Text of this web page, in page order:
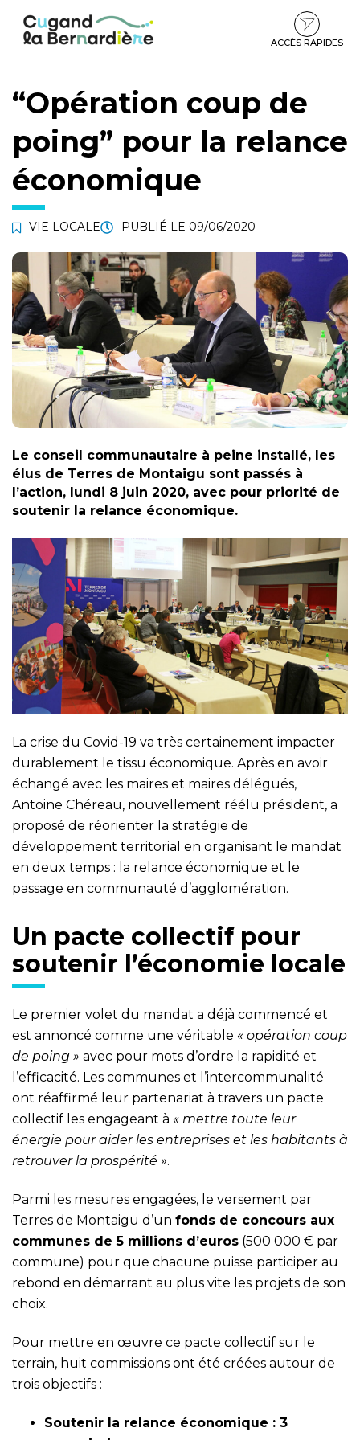
contenu
pied
ACCÈS RAPIDES
“Opération coup de
poing” pour la relance
économique
VIE LOCALE PUBLIÉ LE 09/06/2020
Le conseil communautaire à peine installé, les
élus de Terres de Montaigu sont passés à
l’action, lundi 8 juin 2020, avec pour priorité de
soutenir la relance économique.
La crise du Covid-19 va très certainement impacter
durablement le tissu économique. Après en avoir
échangé avec les maires et maires délégués,
Antoine Chéreau, nouvellement réélu président, a
proposé de réorienter la stratégie de
développement territorial en organisant le mandat
en deux temps : la relance économique et le
passage en communauté d’agglomération.
Un pacte collectif pour
soutenir l’économie locale
Le premier volet du mandat a déjà commencé et
est annoncé comme une véritable « opération coup
de poing » avec pour mots d’ordre la rapidité et
l’efficacité. Les communes et l’intercommunalité
ont réaffirmé leur partenariat à travers un pacte
collectif les engageant à « mettre toute leur
énergie pour aider les entreprises et les habitants à
retrouver la prospérité ».
Parmi les mesures engagées, le versement par
Terres de Montaigu d’un fonds de concours aux
communes de 5 millions d’euros (500 000 € par
commune) pour que chacune puisse participer au
rebond en démarrant au plus vite les projets de son
choix.
Pour mettre en œuvre ce pacte collectif sur le
terrain, huit commissions ont été créées autour de
trois objectifs :
Soutenir la relance économique : 3